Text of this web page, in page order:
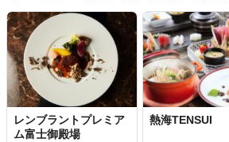
レンブラントプレミア
ム富士御殿場
熱海TENSUI